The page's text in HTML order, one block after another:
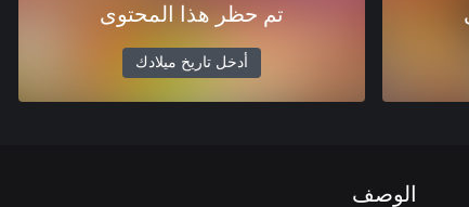
تم حظر هذا المحتوى
أدخل تاريخ ميلادك
الوصف